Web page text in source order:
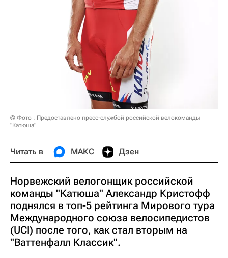
© Фото : Предоставлено пресс-службой российской велокоманды
"Катюша"
Читать в МАКС Дзен
Норвежский велогонщик российской
команды "Катюша" Александр Кристофф
поднялся в топ-5 рейтинга Мирового тура
Международного союза велосипедистов
(UCI) после того, как стал вторым на
"Ваттенфалл Классик".